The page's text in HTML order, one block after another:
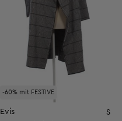
-60% mit FESTIVE
Evis S